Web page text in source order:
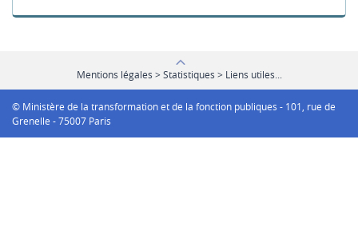
Mentions légales > Statistiques > Liens utiles...
© Ministère de la transformation et de la fonction publiques - 101, rue de
Grenelle - 75007 Paris